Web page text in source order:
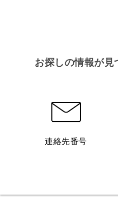
お探しの情報が見
連絡先番号